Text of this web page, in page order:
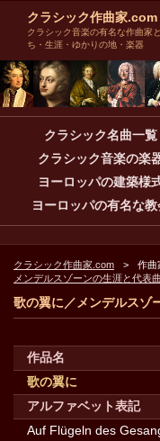
クラシック作曲家.com
クラシック音楽の有名な作曲家
ち・生涯・ゆかりの地・楽器
クラシック名曲一覧
クラシック音楽の楽
ヨーロッパの建築様
ヨーロッパの有名な教
クラシック作曲家.com
作曲
メンデルスゾーンの生涯と代表
歌の翼に／メンデルスゾ
作品名
歌の翼に
アルファベット表記
Auf Flügeln des